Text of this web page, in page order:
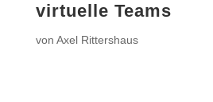
virtuelle Teams
von Axel Rittershaus